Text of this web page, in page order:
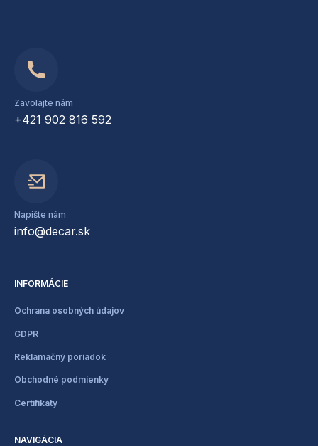
Zavolajte nám
+421 902 816 592
Napíšte nám
info@decar.sk
INFORMÁCIE
Ochrana osobných údajov
GDPR
Reklamačný poriadok
Obchodné podmienky
Certifikáty
NAVIGÁCIA